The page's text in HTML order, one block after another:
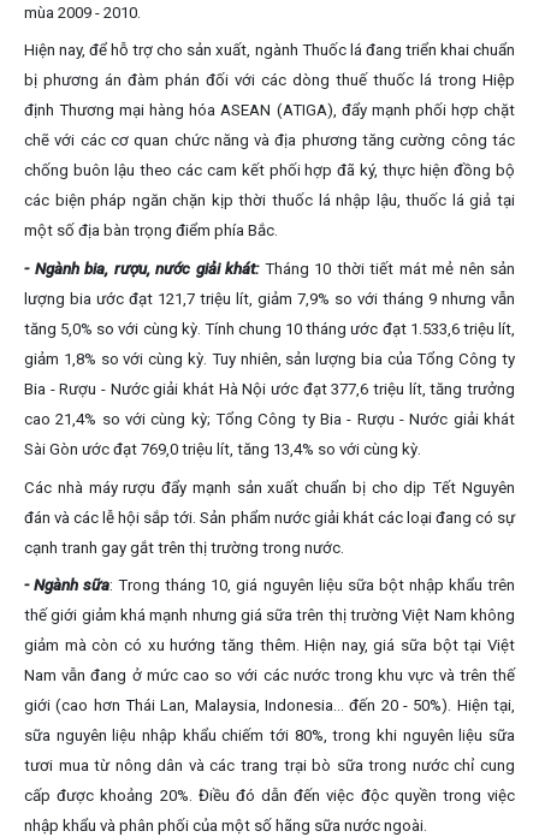
mùa 2009 - 2010.
Hiện nay, để hỗ trợ cho sản xuất, ngành Thuốc lá đang triển khai chuẩn
bị phương án đàm phán đối với các dòng thuế thuốc lá trong Hiệp
định Thương mại hàng hóa ASEAN (ATIGA), đẩy mạnh phối hợp chặt
chẽ với các cơ quan chức năng và địa phương tăng cường công tác
chống buôn lậu theo các cam kết phối hợp đã ký, thực hiện đồng bộ
các biện pháp ngăn chặn kịp thời thuốc lá nhập lậu, thuốc lá giả tại
một số địa bàn trọng điểm phía Bắc.
- Ngành bia, rượu, nước giải khát: Tháng 10 thời tiết mát mẻ nên sản
lượng bia ước đạt 121,7 triệu lít, giảm 7,9% so với tháng 9 nhưng vẫn
tăng 5,0% so với cùng kỳ. Tính chung 10 tháng ước đạt 1.533,6 triệu lít,
giảm 1,8% so với cùng kỳ. Tuy nhiên, sản lượng bia của Tổng Công ty
Bia - Rượu - Nước giải khát Hà Nội ước đạt 377,6 triệu lít, tăng trưởng
cao 21,4% so với cùng kỳ; Tổng Công ty Bia - Rượu - Nước giải khát
Sài Gòn ước đạt 769,0 triệu lít, tăng 13,4% so với cùng kỳ.
Các nhà máy rượu đẩy mạnh sản xuất chuẩn bị cho dịp Tết Nguyên
đán và các lễ hội sắp tới. Sản phẩm nước giải khát các loại đang có sự
cạnh tranh gay gắt trên thị trường trong nước.
- Ngành sữa: Trong tháng 10, giá nguyên liệu sữa bột nhập khẩu trên
thế giới giảm khá mạnh nhưng giá sữa trên thị trường Việt Nam không
giảm mà còn có xu hướng tăng thêm. Hiện nay, giá sữa bột tại Việt
Nam vẫn đang ở mức cao so với các nước trong khu vực và trên thế
giới (cao hơn Thái Lan, Malaysia, Indonesia… đến 20 - 50%). Hiện tại,
sữa nguyên liệu nhập khẩu chiếm tới 80%, trong khi nguyên liệu sữa
tươi mua từ nông dân và các trang trại bò sữa trong nước chỉ cung
cấp được khoảng 20%. Điều đó dẫn đến việc độc quyền trong việc
nhập khẩu và phân phối của một số hãng sữa nước ngoài.